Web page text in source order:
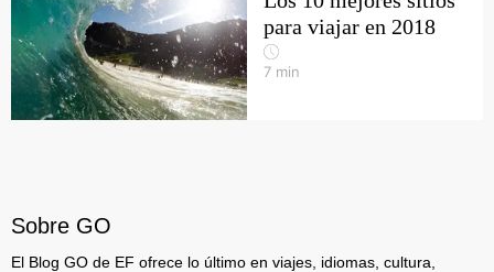
para viajar en 2018
7 min
Sobre GO
El Blog GO de EF ofrece lo último en viajes, idiomas, cultura,